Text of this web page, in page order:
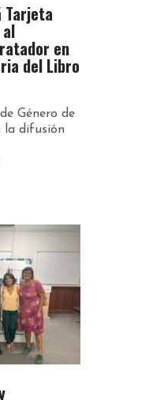
Tarjeta
en
del Libro
Género de
la difusión